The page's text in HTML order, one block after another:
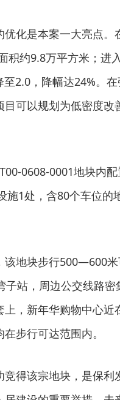
化是本案一大亮点。
约9.8万平方米；进
2.0，降幅达24%。
可以规划为低密度改
0608-0001地块内
施1处，含80个车位的
该地块步行500—600
站，周边公交线路
，新年华购物中心近
步行可达范围内。
得该宗地块，是保利